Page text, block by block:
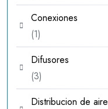
productos
Conexiones
11
producto
Difusores
33
productos
Distribucion de aire